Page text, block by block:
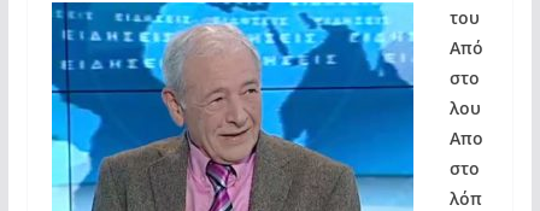
του
Από
στο
λου
Απο
στο
λόπ